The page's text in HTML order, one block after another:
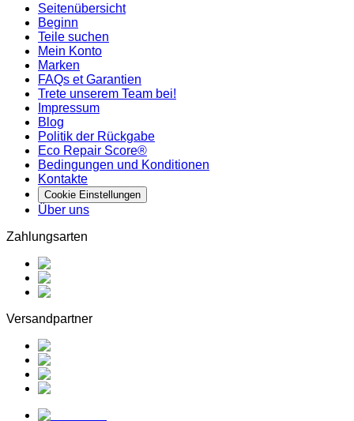
Seitenübersicht
Beginn
Teile suchen
Mein Konto
Marken
FAQs et Garantien
Trete unserem Team bei!
Impressum
Blog
Politik der Rückgabe
Eco Repair Score®
Bedingungen und Konditionen
Kontakte
Cookie Einstellungen
Über uns
Zahlungsarten
Versandpartner